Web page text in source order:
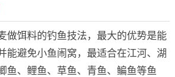
做饵料的钓鱼技法，最大的优势是能
能避免小鱼闹窝，最适合在江河、湖
鱼、鲤鱼、草鱼、青鱼、鳊鱼等鱼